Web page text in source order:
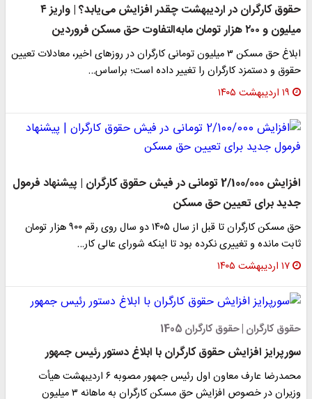
حقوق کارگران در اردیبهشت چقدر افزایش می‌یابد؟ | واریز ۴
میلیون و ۲۰۰ هزار تومان مابه‌التفاوت حق مسکن فروردین
ابلاغ حق مسکن ۳ میلیون تومانی کارگران در روزهای اخیر، معادلات تعیین
حقوق و دستمزد کارگران را تغییر داده است؛ براساس…
۱۹ اردیبهشت ۱۴۰۵
افزایش 2/100/000 تومانی در فیش حقوق کارگران | پیشنهاد فرمول
جدید برای تعیین حق مسکن
حق مسکن کارگران تا قبل از سال ۱۴۰۵ دو سال روی رقم ۹۰۰ هزار تومان
ثابت مانده و تغییری نکرده بود تا اینکه شورای عالی کار…
۱۷ اردیبهشت ۱۴۰۵
حقوق کارگران | حقوق کارگران 1405
سورپرایز افزایش حقوق کارگران با ابلاغ دستور رئیس جمهور
محمدرضا عارف معاون اول رئیس جمهور مصوبه ۶ اردیبهشت هیأت
وزیران در خصوص افزایش حق مسکن کارگران به ماهانه ۳ میلیون